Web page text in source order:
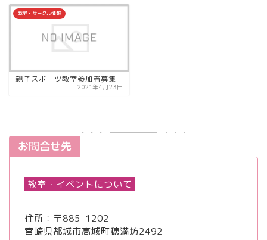
教室・サークル情報
親子スポーツ教室参加者募集
2021年4月23日
お問合せ先
教室・イベントについて
住所：〒885-1202
宮崎県都城市高城町穂満坊2492